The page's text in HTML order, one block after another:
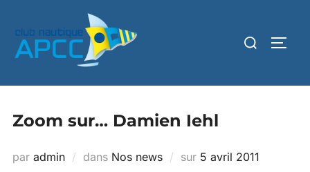
Zoom sur… Damien Iehl
par admin dans Nos news sur 5 avril 2011